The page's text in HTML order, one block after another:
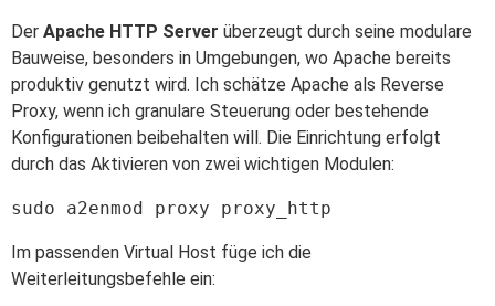
Der Apache HTTP Server überzeugt durch seine modulare
Bauweise, besonders in Umgebungen, wo Apache bereits
produktiv genutzt wird. Ich schätze Apache als Reverse
Proxy, wenn ich granulare Steuerung oder bestehende
Konfigurationen beibehalten will. Die Einrichtung erfolgt
durch das Aktivieren von zwei wichtigen Modulen:
sudo a2enmod proxy proxy_http
Im passenden Virtual Host füge ich die
Weiterleitungsbefehle ein: